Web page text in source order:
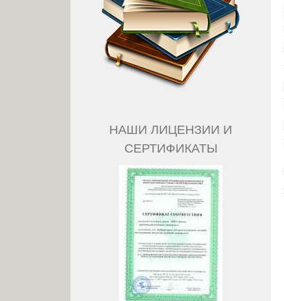
НАШИ ЛИЦЕНЗИИ И
СЕРТИФИКАТЫ